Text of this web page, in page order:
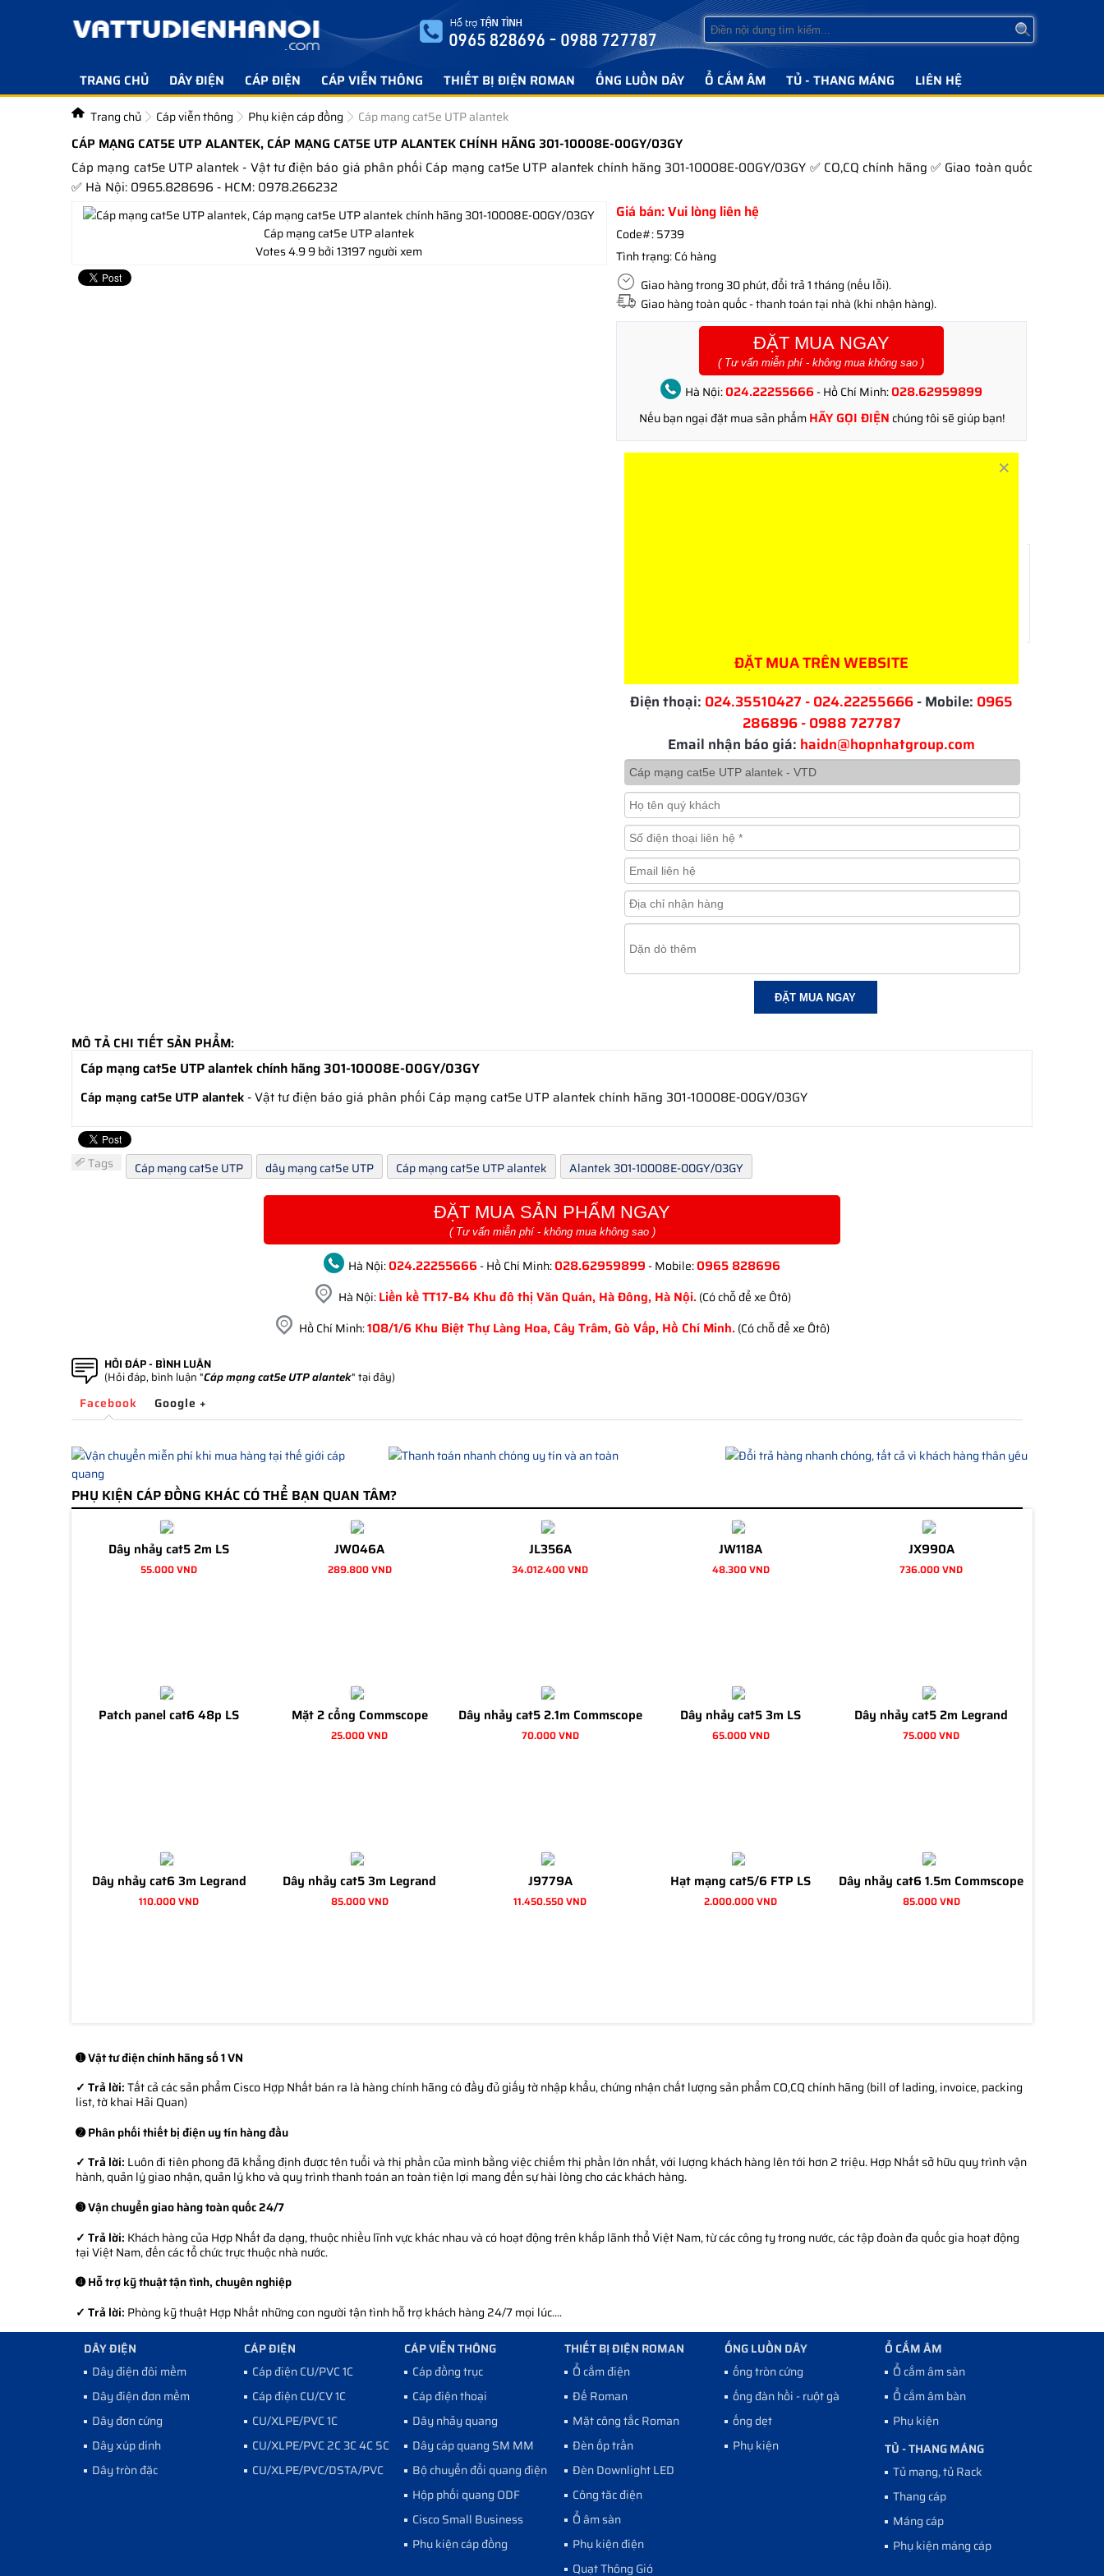
TRANG CHỦ DÂY ĐIỆN CÁP ĐIỆN CÁP VIỄN THÔNG THIẾT BỊ ĐIỆN ROMAN ỐNG LUỒN DÂY Ổ CẮM ÂM TỦ - THANG MÁNG LIÊN HỆ
Trang chủ Cáp viễn thông Phụ kiện cáp đồng Cáp mạng cat5e UTP alantek
CÁP MẠNG CAT5E UTP ALANTEK, CÁP MẠNG CAT5E UTP ALANTEK CHÍNH HÃNG 301-10008E-00GY/03GY
Cáp mạng cat5e UTP alantek - Vật tư điện báo giá phân phối Cáp mạng cat5e UTP alantek chính hãng 301-10008E-00GY/03GY ✅ CO,CQ chính hãng ✅ Giao toàn quốc
✅ Hà Nội: 0965.828696 - HCM: 0978.266232
Cáp mạng cat5e UTP alantek
Votes4.99bởi 13197 người xem
Giá bán: Vui lòng liên hệ
Code#:5739
Tình trạng:Có hàng
Giao hàng trong 30 phút, đổi trả 1 tháng (nếu lỗi).
Giao hàng toàn quốc - thanh toán tại nhà (khi nhận hàng).
ĐẶT MUA NGAY
( Tư vấn miễn phí - không mua không sao )
Hà Nội:024.22255666 - Hồ Chí Minh:028.62959899
Nếu bạn ngại đặt mua sản phẩmHÃY GỌI ĐIỆN chúng tôi sẽ giúp bạn!
ĐẶT MUA TRÊN WEBSITE
Điện thoại: 024.35510427 - 024.22255666- Mobile: 0965
286896 - 0988 727787
Email nhận báo giá: haidn@hopnhatgroup.com
MÔ TẢ CHI TIẾT SẢN PHẨM:
Cáp mạng cat5e UTP alantek chính hãng 301-10008E-00GY/03GY
Cáp mạng cat5e UTP alantek - Vật tư điện báo giá phân phối Cáp mạng cat5e UTP alantek chính hãng 301-10008E-00GY/03GY
Tags Cáp mạng cat5e UTP dây mạng cat5e UTP Cáp mạng cat5e UTP alantek Alantek 301-10008E-00GY/03GY
ĐẶT MUA SẢN PHẨM NGAY
( Tư vấn miễn phí - không mua không sao )
Hà Nội:024.22255666 - Hồ Chí Minh:028.62959899 - Mobile:0965 828696
Hà Nội:Liền kề TT17-B4 Khu đô thị Văn Quán, Hà Đông, Hà Nội.(Có chỗ để xe Ôtô)
Hồ Chí Minh:108/1/6 Khu Biệt Thự Làng Hoa, Cây Trâm, Gò Vấp, Hồ Chí Minh.(Có chỗ để xe Ôtô)
HỎI ĐÁP - BÌNH LUẬN
(Hỏi đáp, bình luận "Cáp mạng cat5e UTP alantek" tại đây)
Facebook Google +
PHỤ KIỆN CÁP ĐỒNG KHÁC CÓ THỂ BẠN QUAN TÂM?
Dây nhảy cat5 2m LS
55.000 VND
JW046A
289.800 VND
JL356A
34.012.400 VND
JW118A
48.300 VND
JX990A
736.000 VND
Patch panel cat6 48p LS Mặt 2 cổng Commscope
25.000 VND
Dây nhảy cat5 2.1m Commscope
70.000 VND
Dây nhảy cat5 3m LS
65.000 VND
Dây nhảy cat5 2m Legrand
75.000 VND
Dây nhảy cat6 3m Legrand
110.000 VND
Dây nhảy cat5 3m Legrand
85.000 VND
J9779A
11.450.550 VND
Hạt mạng cat5/6 FTP LS
2.000.000 VND
Dây nhảy cat6 1.5m Commscope
85.000 VND
➊ Vật tư điện chính hãng số 1 VN
✓ Trả lời:Tất cả các sản phẩm Cisco Hợp Nhất bán ra là hàng chính hãng có đầy đủ giấy tờ nhập khẩu, chứng nhận chất lượng sản phẩm CO,CQ chính hãng (bill of lading, invoice, packing
list, tờ khai Hải Quan)
➋ Phân phối thiết bị điện uy tín hàng đầu
✓ Trả lời: Luôn đi tiên phong đã khẳng định được tên tuổi và thị phần của mình bằng việc chiếm thị phần lớn nhất, với lượng khách hàng lên tới hơn 2 triệu. Hợp Nhất sở hữu quy trình vận
hành, quản lý giao nhận, quản lý kho và quy trình thanh toán an toàn tiện lợi mang đến sự hài lòng cho các khách hàng.
➌ Vận chuyển giao hàng toàn quốc 24/7
✓ Trả lời: Khách hàng của Hợp Nhất đa dạng, thuộc nhiều lĩnh vực khác nhau và có hoạt động trên khắp lãnh thổ Việt Nam, từ các công ty trong nước, các tập đoàn đa quốc gia hoạt động
tại Việt Nam, đến các tổ chức trực thuộc nhà nước.
➍ Hỗ trợ kỹ thuật tận tình, chuyên nghiệp
✓ Trả lời: Phòng kỹ thuật Hợp Nhất những con người tận tình hỗ trợ khách hàng 24/7 mọi lúc....
DÂY ĐIỆN
Dây điện đôi mềm
Dây điện đơn mềm
Dây đơn cứng
Dây xúp dính
Dây tròn đặc
CÁP ĐIỆN
Cáp điện CU/PVC 1C
Cáp điện CU/CV 1C
CU/XLPE/PVC 1C
CU/XLPE/PVC 2C 3C 4C 5C
CU/XLPE/PVC/DSTA/PVC
CÁP VIỄN THÔNG
Cáp đồng trục
Cáp điện thoại
Dây nhảy quang
Dây cáp quang SM MM
Bộ chuyển đổi quang điện
Hộp phối quang ODF
Cisco Small Business
Phụ kiện cáp đồng
THIẾT BỊ ĐIỆN ROMAN
Ổ cắm điện
Đế Roman
Mặt công tắc Roman
Đèn ốp trần
Đèn Downlight LED
Công tăc điện
Ổ âm sàn
Phụ kiện điện
Quạt Thông Gió
ỐNG LUỒN DÂY
ống tròn cứng
ống đàn hồi - ruột gà
ống dẹt
Phụ kiện
Ổ CẮM ÂM
Ổ cắm âm sàn
Ổ cắm âm bàn
Phụ kiện
TỦ - THANG MÁNG
Tủ mạng, tủ Rack
Thang cáp
Máng cáp
Phụ kiện máng cáp